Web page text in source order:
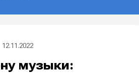
12.11.2022
музыки: